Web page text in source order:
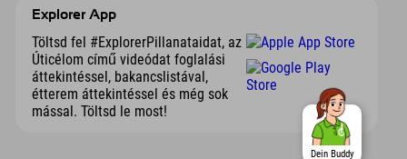
Explorer App
Töltsd fel #ExplorerPillanataidat, az
Úticélom című videódat foglalási
áttekintéssel, bakancslistával,
étterem áttekintéssel és még sok
mással. Töltsd le most!
Dein Buddy